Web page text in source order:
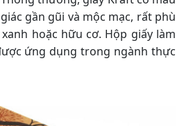
gần gũi và mộc mạc, rất phù
hoặc hữu cơ. Hộp giấy làm
ứng dụng trong ngành thực